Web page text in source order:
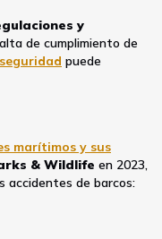
y
de cumplimiento de
puede
marítimos y sus
& Wildlife en 2023,
accidentes de barcos: